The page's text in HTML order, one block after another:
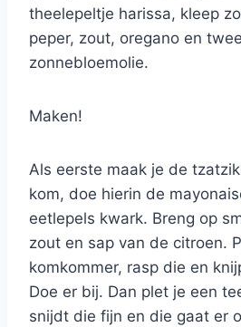
theelepeltje harissa, kleep
peper, zout, oregano en
zonnebloemolie.
Maken!
Als eerste maak je de
kom, doe hierin de
eetlepels kwark. Breng op
zout en sap van de citroen.
komkommer, rasp die en
Doe er bij. Dan plet je een
snijdt die fijn en die gaat er